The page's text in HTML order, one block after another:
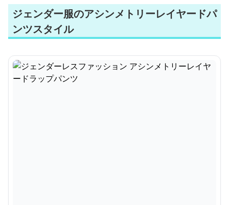
ジェンダー服のアシンメトリーレイヤードパ
ンツスタイル